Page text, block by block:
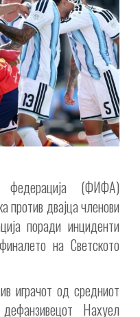
федерација (ФИФА)
против двајца членови
поради инциденти
на Светското
играчот од средниот
Нахуел